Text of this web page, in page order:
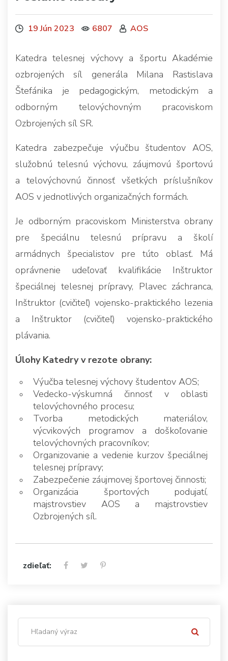
19 Jún 2023 6807 AOS
Katedra telesnej výchovy a športu Akadémie
ozbrojených síl generála Milana Rastislava
Štefánika je pedagogickým, metodickým a
odborným telovýchovným pracoviskom
Ozbrojených síl SR.
Katedra zabezpečuje výučbu študentov AOS,
služobnú telesnú výchovu, záujmovú športovú
a telovýchovnú činnosť všetkých príslušníkov
AOS v jednotlivých organizačných formách.
Je odborným pracoviskom Ministerstva obrany
pre špeciálnu telesnú prípravu a školí
armádnych špecialistov pre túto oblasť. Má
oprávnenie udeľovať kvalifikácie Inštruktor
špeciálnej telesnej prípravy, Plavec záchranca,
Inštruktor (cvičiteľ) vojensko-praktického lezenia
a Inštruktor (cvičiteľ) vojensko-praktického
plávania.
Úlohy Katedry v rezote obrany:
Výučba telesnej výchovy študentov AOS;
Vedecko-výskumná činnosť v oblasti
telovýchovného procesu;
Tvorba metodických materiálov,
výcvikových programov a doškoľovanie
telovýchovných pracovníkov;
Organizovanie a vedenie kurzov špeciálnej
telesnej prípravy;
Zabezpečenie záujmovej športovej činnosti;
Organizácia športových podujatí,
majstrovstiev AOS a majstrovstiev
Ozbrojených síl.
zdieľať: